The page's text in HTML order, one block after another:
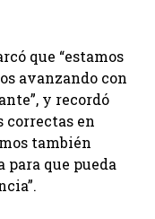
que “estamos
avanzando con
y recordó
correctas en
también
que pueda